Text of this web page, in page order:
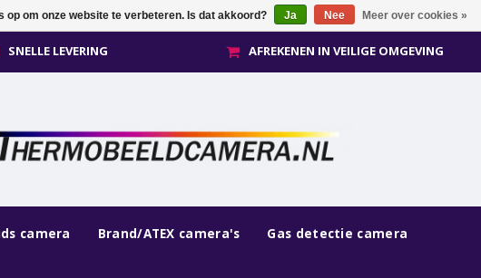
SNELLE LEVERING AFREKENEN IN VEILIGE OMGEVING
camera Brand/ATEX camera's Gas detectie camera
op om onze website te verbeteren. Is dat akkoord? Ja Nee Meer over cookies »